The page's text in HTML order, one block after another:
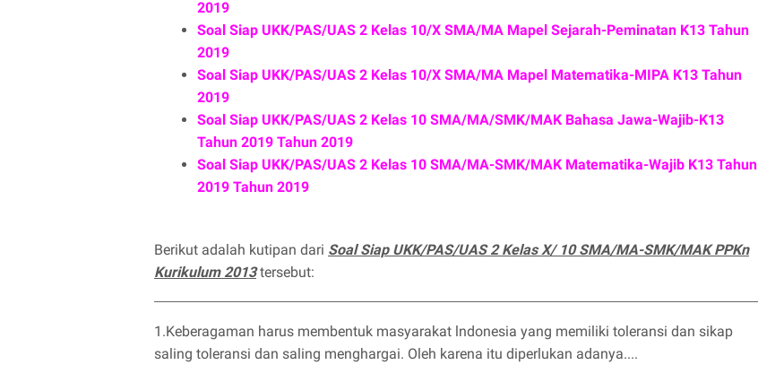
2019
Soal Siap UKK/PAS/UAS 2 Kelas 10/X SMA/MA Mapel Sejarah-Peminatan K13 Tahun
2019
Soal Siap UKK/PAS/UAS 2 Kelas 10/X SMA/MA Mapel Matematika-MIPA K13 Tahun
2019
Soal Siap UKK/PAS/UAS 2 Kelas 10 SMA/MA/SMK/MAK Bahasa Jawa-Wajib-K13
Tahun 2019 Tahun 2019
Soal Siap UKK/PAS/UAS 2 Kelas 10 SMA/MA-SMK/MAK Matematika-Wajib K13 Tahun
2019 Tahun 2019
Berikut adalah kutipan dari Soal Siap UKK/PAS/UAS 2 Kelas X/ 10 SMA/MA-SMK/MAK PPKn
Kurikulum 2013tersebut:
1.Keberagaman harus membentuk masyarakat lndonesia yang memiliki toleransi dan sikap
saling toleransi dan saling menghargai. Oleh karena itu diperlukan adanya....